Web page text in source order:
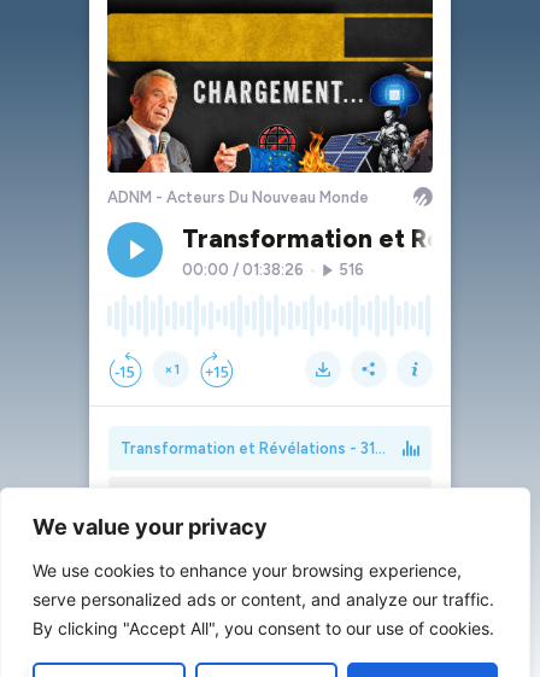
We value your privacy
We use cookies to enhance your browsing experience,
serve personalized ads or content, and analyze our traffic.
By clicking "Accept All", you consent to our use of cookies.